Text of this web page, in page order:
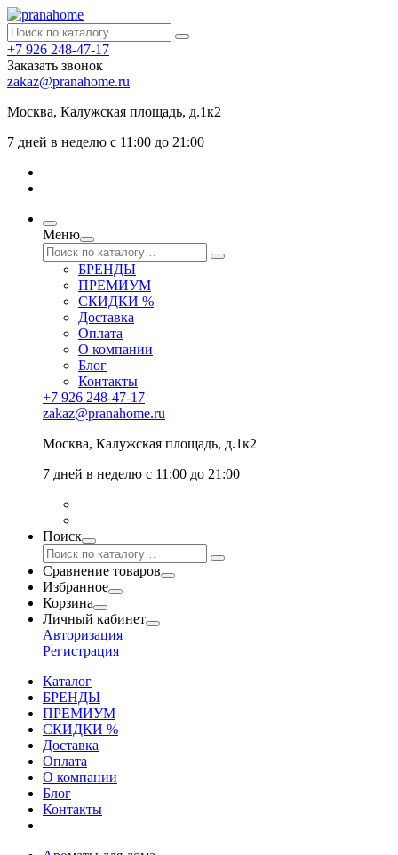
+7 926 248-47-17
Заказать звонок
zakaz@pranahome.ru
Москва, Калужская площадь, д.1к2
7 дней в неделю с 11:00 до 21:00
Меню
БРЕНДЫ
ПРЕМИУМ
СКИДКИ %
Доставка
Оплата
О компании
Блог
Контакты
+7 926 248-47-17
zakaz@pranahome.ru
Москва, Калужская площадь, д.1к2
7 дней в неделю с 11:00 до 21:00
Поиск
Сравнение товаров
Избранное
Корзина
Личный кабинет
Авторизация
Регистрация
Каталог
БРЕНДЫ
ПРЕМИУМ
СКИДКИ %
Доставка
Оплата
О компании
Блог
Контакты